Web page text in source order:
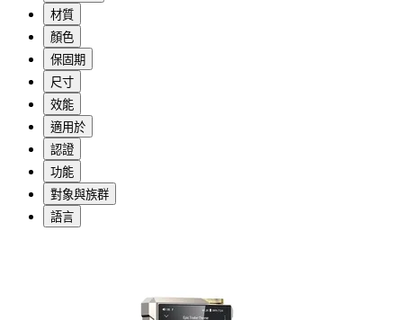
材質
顏色
保固期
尺寸
效能
適用於
認證
功能
對象與族群
語言